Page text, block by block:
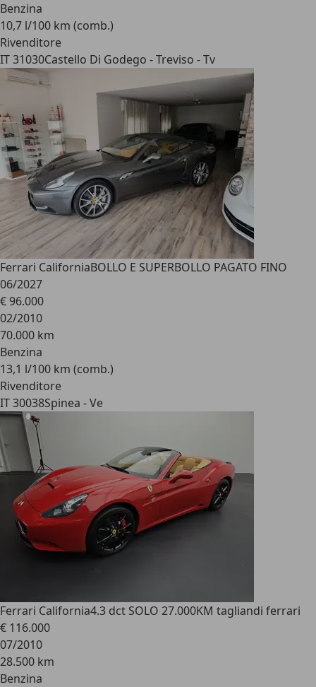
Benzina
10,7 l/100 km (comb.)
Rivenditore
IT 31030Castello Di Godego - Treviso - Tv
Ferrari CaliforniaBOLLO E SUPERBOLLO PAGATO FINO
06/2027
€ 96.000
02/2010
70.000 km
Benzina
13,1 l/100 km (comb.)
Rivenditore
IT 30038Spinea - Ve
Ferrari California4.3 dct SOLO 27.000KM tagliandi ferrari
€ 116.000
07/2010
28.500 km
Benzina